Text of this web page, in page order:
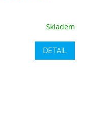
Skladem
DETAIL